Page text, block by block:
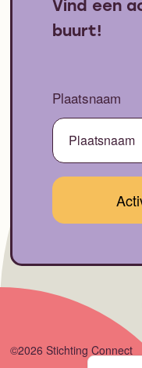
Vind een
buurt!
Plaatsnaam
©2026 Stichting Connect